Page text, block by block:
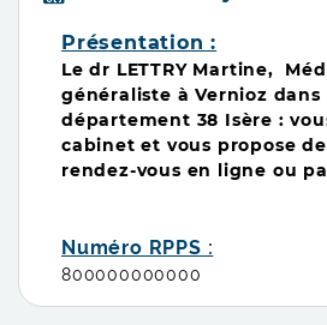
Présentation :
Le dr LETTRY Martine,
généraliste à Vernioz dans
département 38 Isère :
cabinet et vous propose
rendez-vous en ligne ou
Numéro RPPS :
800000000000